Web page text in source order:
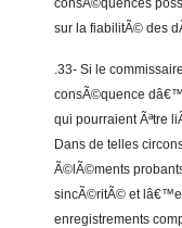
consÃ©quences
sur la fiabilitÃ© des
.33- Si le
consÃ©quence
qui pourraient Ãªtre
Dans de telles
Ã©lÃ©ments
sincÃ©ritÃ© et
enregistrements